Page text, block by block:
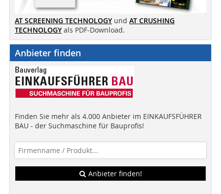
AT SCREENING TECHNOLOGY und AT CRUSHING
TECHNOLOGY als PDF-Download.
Anbieter finden
Finden Sie mehr als 4.000 Anbieter im EINKAUFSFÜHRER
BAU - der Suchmaschine für Bauprofis!
Anbieter finden!